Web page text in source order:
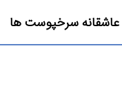
عاشقانه سرخپوست ها